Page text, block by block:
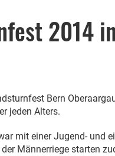
2014 in
Bern
jeden Alters.
mit einer Jugend- und
Männerriege starten